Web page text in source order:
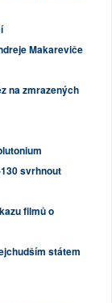
Makareviče
na zmrazených
svrhnout
filmů o
státem